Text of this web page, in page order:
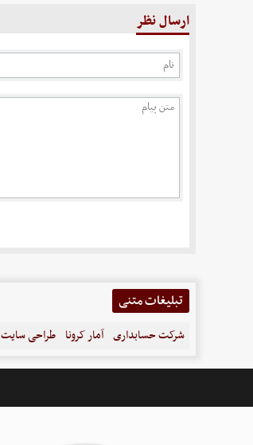
ارسال نظر
تبلیغات متنی
شرکت حسابداری آمار کرونا طراحی سایت